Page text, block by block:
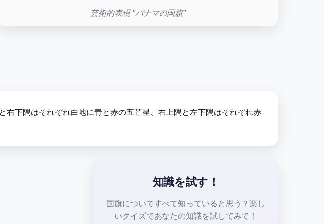
芸術的表現 "パナマの国旗"
下隅はそれぞれ白地に青と赤の五芒星、右上隅と左下隅はそれぞれ赤
知識を試す！
国旗についてすべて知っていると思う？楽し
いクイズであなたの知識を試してみて！